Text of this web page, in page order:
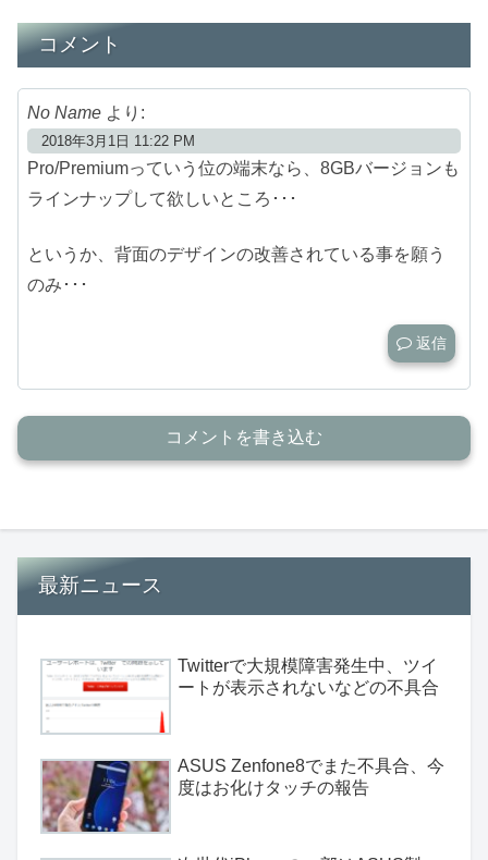
コメント
No Name より:
2018年3月1日 11:22 PM
Pro/Premiumっていう位の端末なら、8GBバージョンも
ラインナップして欲しいところ･･･
というか、背面のデザインの改善されている事を願う
のみ･･･
返信
コメントを書き込む
最新ニュース
Twitterで大規模障害発生中、ツイ
ートが表示されないなどの不具合
ASUS Zenfone8でまた不具合、今
度はお化けタッチの報告